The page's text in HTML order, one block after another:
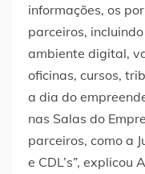
informações, os
parceiros,
ambiente digital,
oficinas, cursos,
a dia do
nas Salas do
parceiros, como a
e CDL’s”,